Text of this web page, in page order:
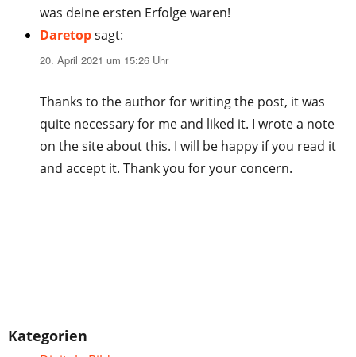
was deine ersten Erfolge waren!
Daretopsagt:
20. April 2021 um 15:26 Uhr
Thanks to the author for writing the post, it was
quite necessary for me and liked it. I wrote a note
on the site about this. I will be happy if you read it
and accept it. Thank you for your concern.
Kategorien